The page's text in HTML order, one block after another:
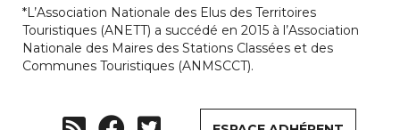
*L’Association Nationale des Elus des Territoires
Touristiques (ANETT) a succédé en 2015 à l’Association
Nationale des Maires des Stations Classées et des
Communes Touristiques (ANMSCCT).